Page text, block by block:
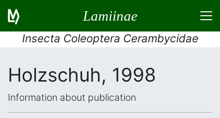
Lamiinae
Insecta Coleoptera Cerambycidae
Holzschuh, 1998
Information about publication